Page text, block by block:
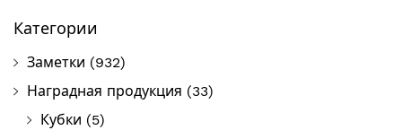
Категории
Заметки (932)
Наградная продукция (33)
Кубки (5)